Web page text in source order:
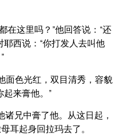
在这里吗？”他回答说：“还
西说：“你打发人去叫他
面色光红，双目清秀，容貌
起来膏他。”
兄中膏了他。从这日起，
耳起身回拉玛去了。